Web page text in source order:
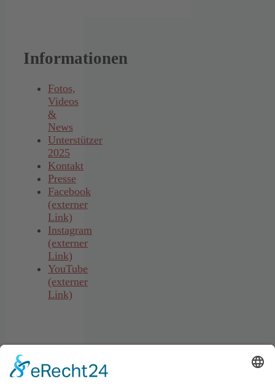
Informationen
Fotos,
Videos
&
News
Unterstützer
2025
Kontakt
Presse
Facebook
(externer
Link)
Instagram
(externer
Link)
YouTube
(externer
Link)